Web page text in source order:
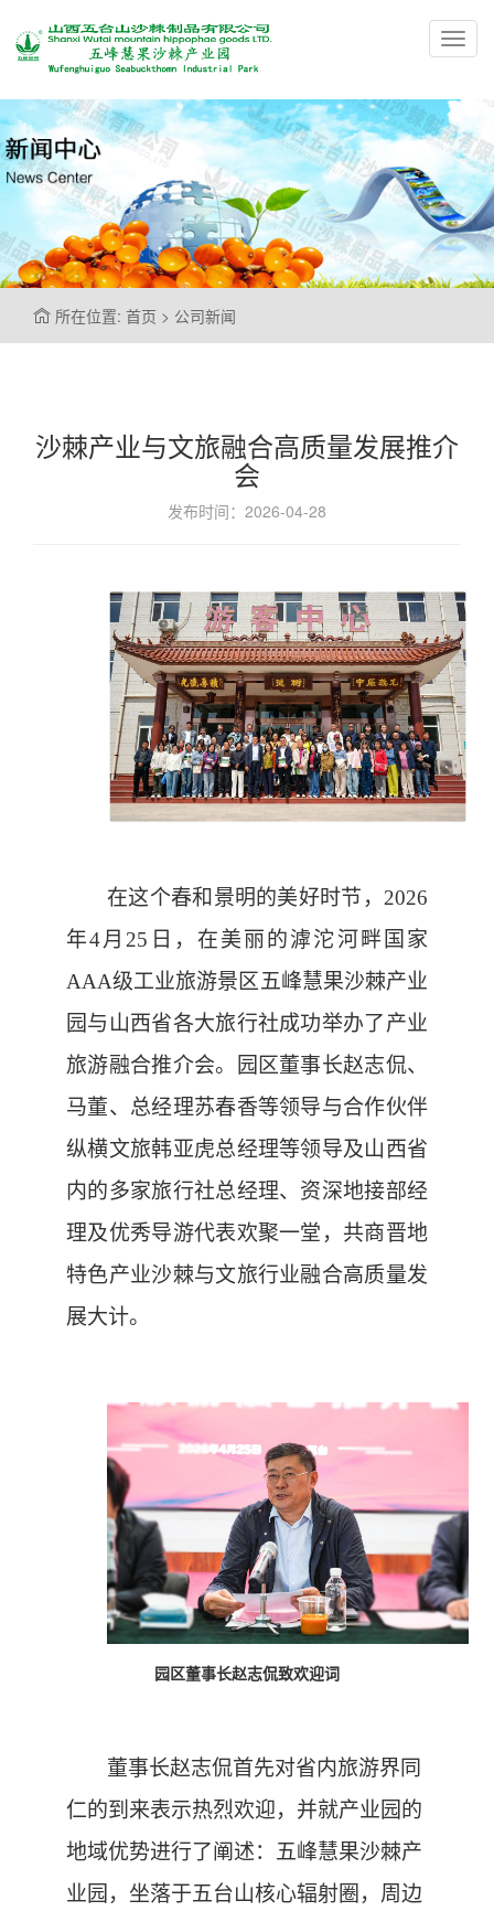
所在位置: 首页 > 公司新闻
沙棘产业与文旅融合高质量发展推介
会
发布时间：2026-04-28
在这个春和景明的美好时节， 2026
年4月25日， 在美丽的滹沱河畔国家
AAA级工业旅游景区五峰慧果沙棘产业
园与山西省各大旅行社成功举办了产业
旅游融合推介会。园区董事长赵志侃、
马董、总经理苏春香等领导与合作伙伴
纵横文旅韩亚虎总经理等领导及山西省
内的多家旅行社总经理、资深地接部经
理及优秀导游代表欢聚一堂，共商晋地
特色产业沙棘与文旅行业融合高质量发
展大计。
园区董事长赵志侃致欢迎词
董事长赵志侃首先对省内旅游界同
仁的到来表示热烈欢迎，并就产业园的
地域优势进行了阐述：五峰慧果沙棘产
业园，坐落于五台山核心辐射圈，周边